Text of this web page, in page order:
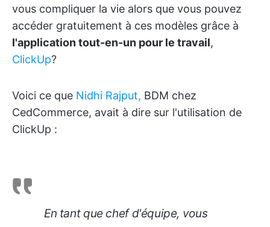
vous compliquer la vie alors que vous pouvez
accéder gratuitement à ces modèles grâce à
l'application tout-en-un pour le travail,
ClickUp?
Voici ce que Nidhi Rajput, BDM chez
CedCommerce, avait à dire sur l'utilisation de
ClickUp :
En tant que chef d'équipe, vous